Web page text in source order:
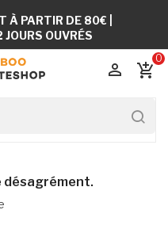
À PARTIR DE 80€ |
OUVRÉS
add_shopping_cart
0

désagrément.